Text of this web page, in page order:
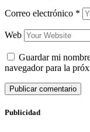
Correo electrónico *
Web
Guardar mi
navegador para la
Publicidad